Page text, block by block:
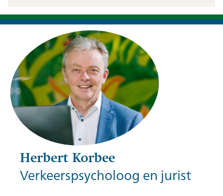
Herbert Korbee (Korbee & Hovelynck)
Herbert Korbee
Verkeerspsycholoog en jurist